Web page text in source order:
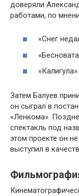
доверяли
работами, по
«Снег
«Калигула».
Затем Балуев
он сыграл в
«Ленкома».
спектакль под
этом проекте он
выступил в